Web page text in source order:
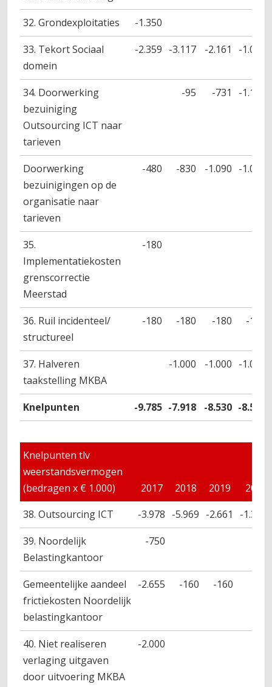
32. Grondexploitaties
-1.350
33. Tekort Sociaal
domein
-2.359 -3.117 -2.161 -1.082
34. Doorwerking
bezuiniging
Outsourcing ICT naar
tarieven
-95 -731 -1.116
Doorwerking
bezuinigingen op de
organisatie naar
tarieven
-480 -830 -1.090 -1.090
35.
Implementatiekosten
grenscorrectie
Meerstad
-180
36. Ruil incidenteel/
structureel
-180 -180 -180 -180
37. Halveren
taakstelling MKBA
-1.000 -1.000 -1.000
Knelpunten -9.785 -7.918 -8.530 -8.563
Knelpunten tlv
weerstandsvermogen
(bedragen x € 1.000)
2017 2018 2019
2020
38. Outsourcing ICT
-3.978 -5.969 -2.661
-1.348
39. Noordelijk
Belastingkantoor
-750
Gemeentelijke aandeel
frictiekosten Noordelijk
belastingkantoor
-2.655 -160 -160
40. Niet realiseren
verlaging uitgaven
door uitvoering MKBA
-2.000